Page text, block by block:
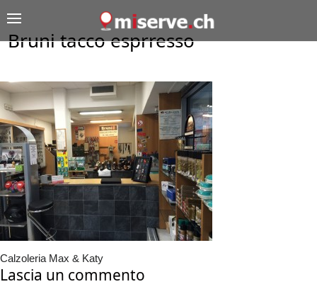
Bruni tacco esprresso
Calzoleria Max & Katy
Lascia un commento